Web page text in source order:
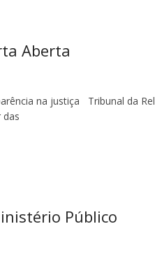
Aberta
na justiça Tribunal da
das
Público